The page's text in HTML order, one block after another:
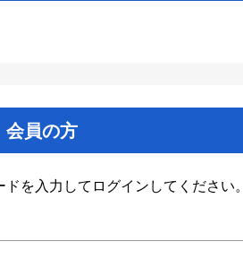
会員の方
を入力してログインしてください。